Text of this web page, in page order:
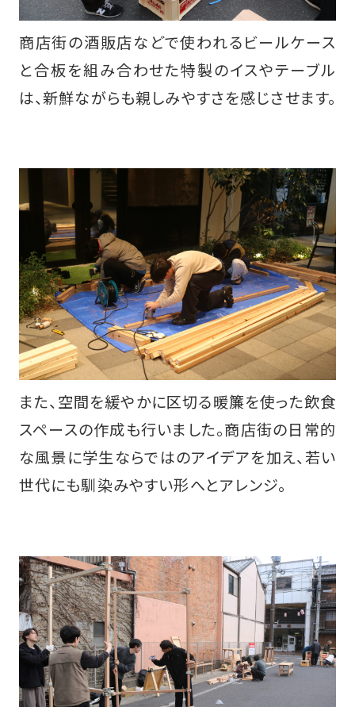
商店街の酒販店などで使われるビールケース
と合板を組み合わせた特製のイスやテーブル
は、新鮮ながらも親しみやすさを感じさせます。
また、空間を緩やかに区切る暖簾を使った飲食
スペースの作成も行いました。商店街の日常的
な風景に学生ならではのアイデアを加え、若い
世代にも馴染みやすい形へとアレンジ。